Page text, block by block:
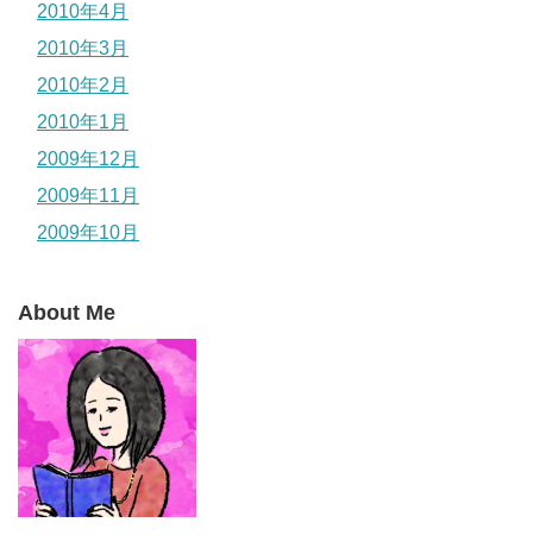
2010年4月
2010年3月
2010年2月
2010年1月
2009年12月
2009年11月
2009年10月
About Me